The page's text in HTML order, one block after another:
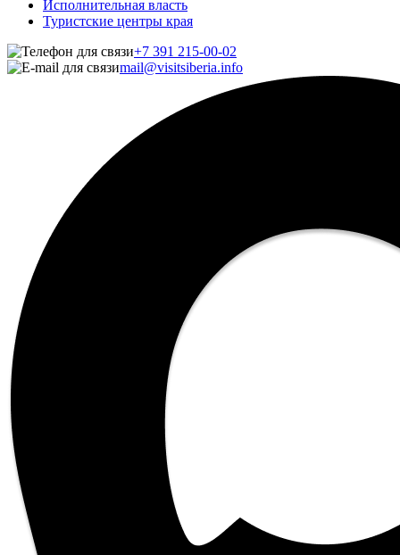
Исполнительная власть
Туристские центры края
+7 391 215-00-02
mail@visitsiberia.info